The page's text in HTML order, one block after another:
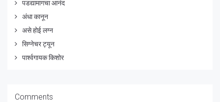
पडद्यामागचा आनंद
अंधा कानून
असे होई लग्न
सिग्नेचर ट्यून
पार्श्वगायक किशोर
Comments